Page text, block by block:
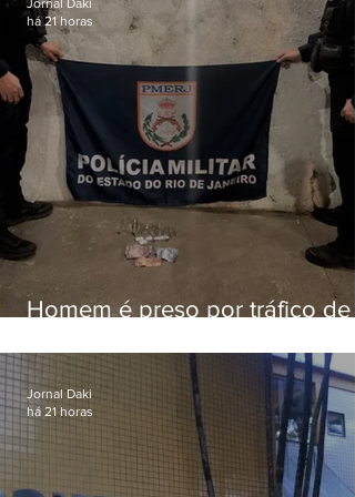
Homem é preso por tráfico de
há 21 horas
Jornal Daki
há 21 horas